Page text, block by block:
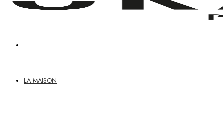
LA MAISON